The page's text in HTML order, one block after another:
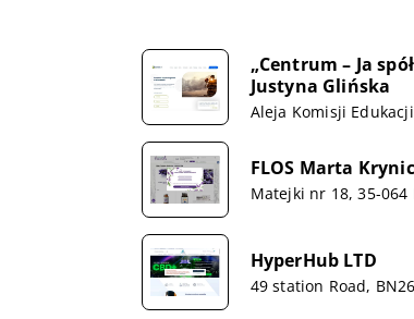
„Centrum – Ja
Justyna Glińska
Aleja Komisji
FLOS Marta
Matejki nr 18, 35-064
HyperHub LTD
49 station Road,